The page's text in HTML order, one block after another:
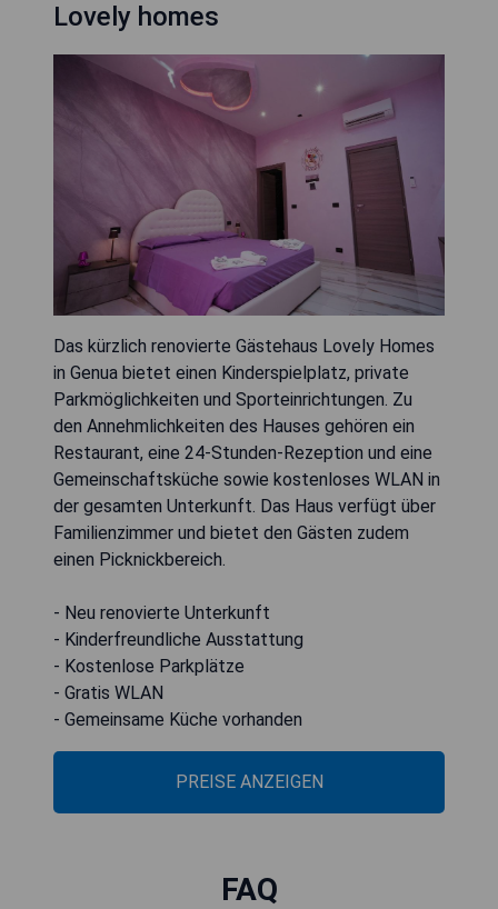
Lovely homes
Das kürzlich renovierte Gästehaus Lovely Homes
in Genua bietet einen Kinderspielplatz, private
Parkmöglichkeiten und Sporteinrichtungen. Zu
den Annehmlichkeiten des Hauses gehören ein
Restaurant, eine 24-Stunden-Rezeption und eine
Gemeinschaftsküche sowie kostenloses WLAN in
der gesamten Unterkunft. Das Haus verfügt über
Familienzimmer und bietet den Gästen zudem
einen Picknickbereich.
- Neu renovierte Unterkunft
- Kinderfreundliche Ausstattung
- Kostenlose Parkplätze
- Gratis WLAN
- Gemeinsame Küche vorhanden
PREISE ANZEIGEN
FAQ